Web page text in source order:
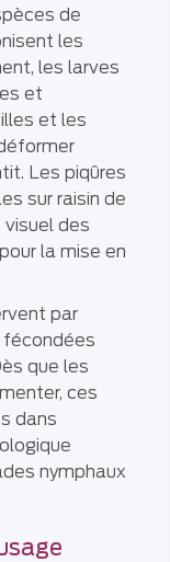
de
les
les larves
et
et les
Les piqûres
sur raisin de
des
la mise en
par
fécondées
que les
ces
dans
nymphaux